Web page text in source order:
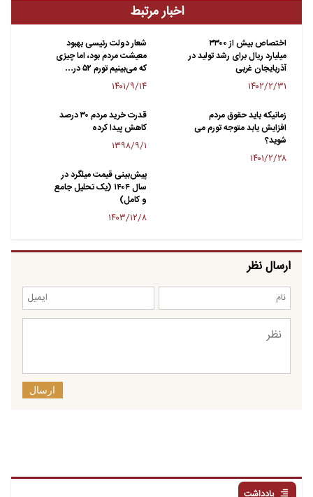
اخبار مرتبط
اختصاص بیش از ۳۳۰۰
میلیارد ریال برای رشد تولید در
آذربایجان غربی
۱۴۰۲/۲/۳۱
شعار دولت رئیسی بهبود
معیشت مردم بود، اما چیزی
که می‌بینیم تورم ۵۲ در…
۱۴۰۱/۹/۱۴
زمانیکه باید حقوق مردم
افزایش یابد متوجه تورم می
شوید؟
۱۴۰۱/۲/۲۸
قدرت خرید مردم ۳۰ درصد
کاهش پیدا کرده
۱۳۹۸/۹/۱
پیش‌بینی قیمت میلگرد در
سال ۱۴٠۴ (یک تحلیل جامع
و کامل)
۱۴۰۳/۱۲/۸
ارسال نظر
ارسال